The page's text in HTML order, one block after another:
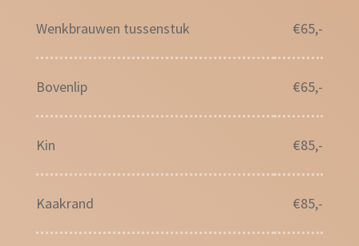
Wenkbrauwen tussenstuk €65,-
Bovenlip €65,-
Kin €85,-
Kaakrand €85,-